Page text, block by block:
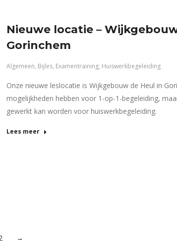
Nieuwe locatie –
Gorinchem
Algemeen, Bijles, Examentraining, Huiswerkbegeleiding
Onze nieuwe leslocatie is Wijkgebouw de Heul in
mogelijkheden hebben voor 1-op-1-begeleiding,
gewerkt kan worden voor huiswerkbegeleiding.
Lees meer
→